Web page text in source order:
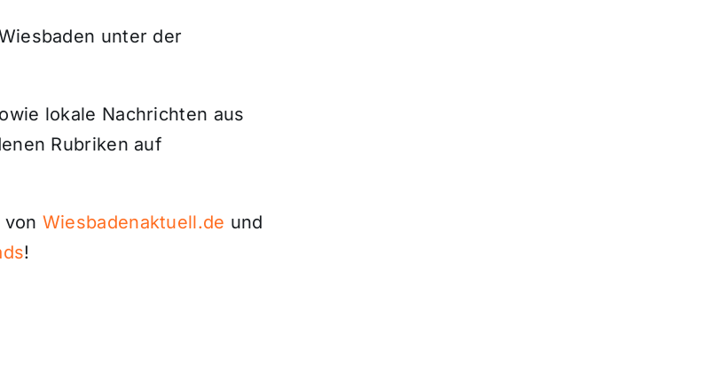
unter der
lokale Nachrichten aus
Rubriken auf
von Wiesbadenaktuell.de und
!